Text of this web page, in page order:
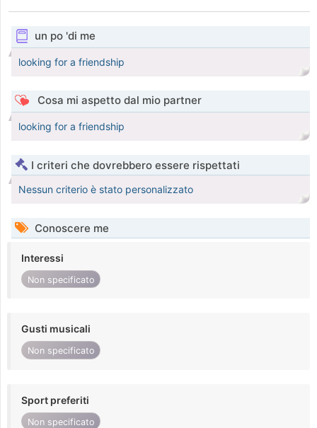
un po 'di me
looking for a friendship
Cosa mi aspetto dal mio partner
looking for a friendship
I criteri che dovrebbero essere rispettati
Nessun criterio è stato personalizzato
Conoscere me
Interessi
Non specificato
Gusti musicali
Non specificato
Sport preferiti
Non specificato